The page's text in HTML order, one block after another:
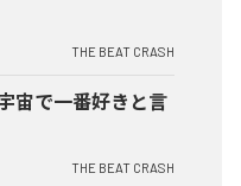
THE BEAT CRASH
宙で一番好きと言
THE BEAT CRASH